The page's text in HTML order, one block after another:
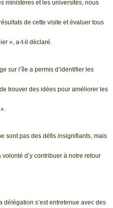
ministères et les universités, nous
de cette visite et évaluer tous
», a-t-il déclaré.
sur l’île a permis d’identifier les
trouver des idées pour améliorer les
sont pas des défis insignifiants, mais
d’y contribuer à notre retour
délégation s’est entretenue avec des